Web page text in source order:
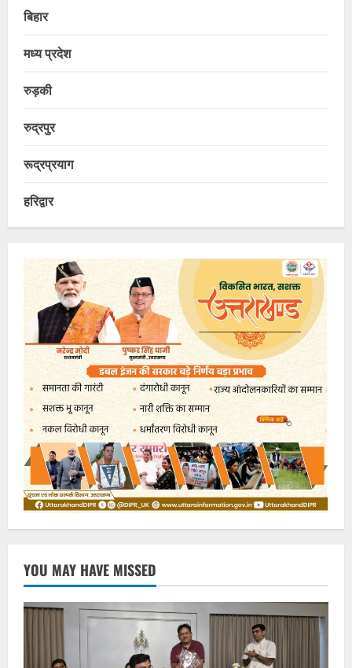
बिहार
मध्य प्रदेश
रुड़की
रुद्रपुर
रूद्रप्रयाग
हरिद्वार
YOU MAY HAVE MISSED